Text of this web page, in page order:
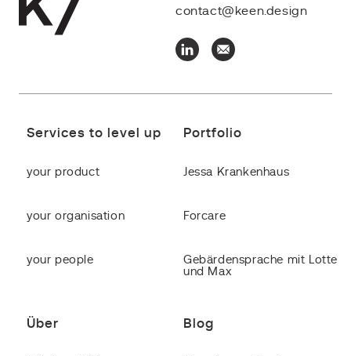
contact@keen.design
Services to level up
your product
your organisation
your people
Portfolio
Jessa Krankenhaus
Forcare
Gebärdensprache mit Lotte
und Max
Über Blog